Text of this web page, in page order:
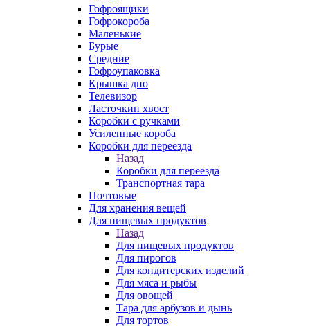
Гофроящики
Гофрокороба
Маленькие
Бурые
Средние
Гофроупаковка
Крышка дно
Телевизор
Ласточкин хвост
Коробки с ручками
Усиленные короба
Коробки для переезда
Назад
Коробки для переезда
Транспортная тара
Почтовые
Для хранения вещей
Для пищевых продуктов
Назад
Для пищевых продуктов
Для пирогов
Для кондитерских изделий
Для мяса и рыбы
Для овощей
Тара для арбузов и дынь
Для тортов